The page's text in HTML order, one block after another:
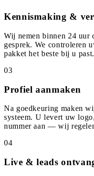
Kennismaking &
Wij nemen binnen 24 uur
gesprek. We controleren
pakket het beste bij u past.
03
Profiel aanmaken
Na goedkeuring maken
systeem. U levert uw
nummer aan — wij
04
Live & leads